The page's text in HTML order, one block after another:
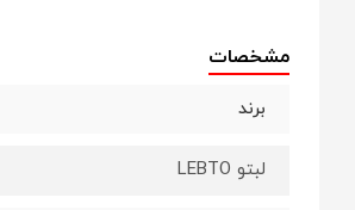
مشخصات
برند
لبتو LEBTO